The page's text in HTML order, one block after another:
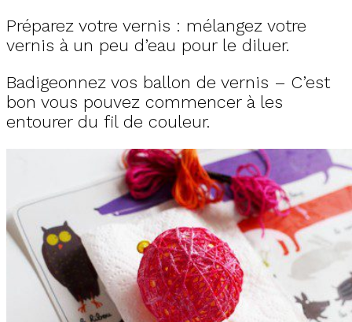
Préparez votre vernis : mélangez votre
vernis à un peu d’eau pour le diluer.
Badigeonnez vos ballon de vernis – C’est
bon vous pouvez commencer à les
entourer du fil de couleur.